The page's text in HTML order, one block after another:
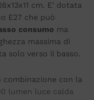
cm. E’ dotata
E27 che può
consumo ma
massima di
solo verso il basso.
con la
lumen luce calda